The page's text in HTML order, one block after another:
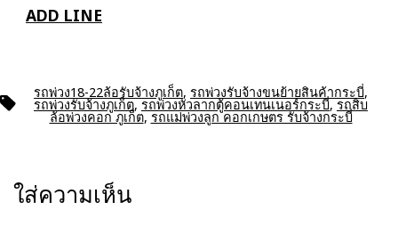
ADD LINE
ป้าย
กำกับ
รถพ่วง18-22ล้อรับจ้างภูเก็ต, รถพ่วงรับจ้างขนย้ายสินค้ากระบี่,
รถพ่วงรับจ้างภูเก็ต,รถพ่วงหัวลากตู้คอนเทนเนอร์กระบี่,รถสิบ
ล้อพ่วงคอก ภูเก็ต,รถแม่พ่วงลูก คอกเกษตร รับจ้างกระบี่
ใส่ความเห็น